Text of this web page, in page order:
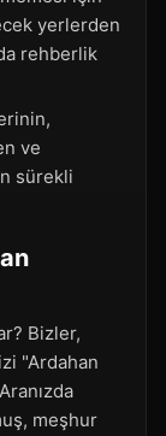
yerlerden
rehberlik
ve
sürekli
Bizler,
"Ardahan
meşhur